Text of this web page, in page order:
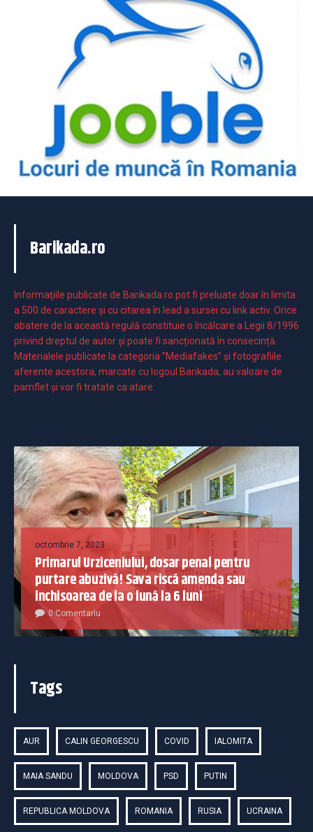
Barikada.ro
Informaţiile publicate de Barikada.ro pot fi preluate doar în limita
a 500 de caractere şi cu citarea în lead a sursei cu link activ. Orice
abatere de la această regulă constituie o încălcare a Legii 8/1996
privind dreptul de autor și poate fi sancționată în consecință.
Materialele publicate la categoria ”Mediafakes” și fotografiile
aferente acestora, marcate cu logoul Barikada, au valoare de
pamflet și vor fi tratate ca atare.
octombrie 7, 2023
Primarul Urziceniului, dosar penal pentru
purtare abuzivă! Sava riscă amenda sau
închisoarea de la o lună la 6 luni
0 Comentariu
Tags
AUR CALIN GEORGESCU COVID IALOMITA
MAIA SANDU MOLDOVA PSD PUTIN
REPUBLICA MOLDOVA ROMANIA RUSIA UCRAINA